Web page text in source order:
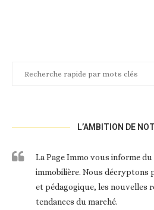
L’AMBITION DE
La Page Immo vous informe
immobilière. Nous décryptons
et pédagogique, les nouvelles
tendances du marché.